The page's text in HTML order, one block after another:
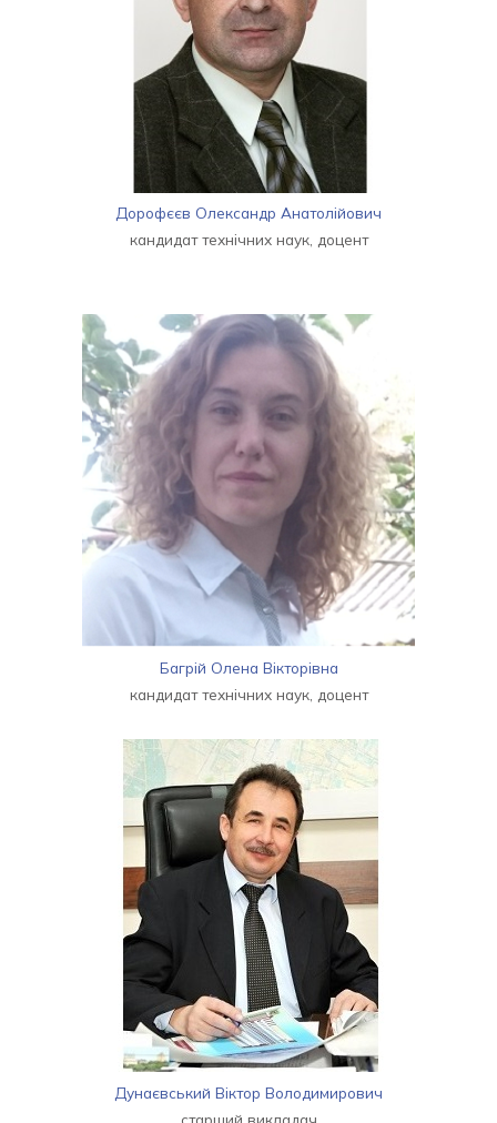
Дорофєєв Олександр Анатолійович
кандидат технічних наук, доцент
Багрій Олена Вікторівна
кандидат технічних наук, доцент
Дунаєвський Віктор Володимирович
старший викладач